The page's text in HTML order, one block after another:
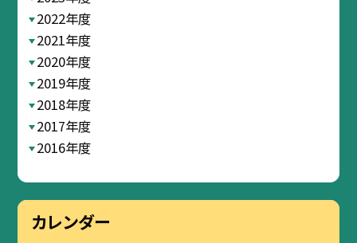
2022年度
2021年度
2020年度
2019年度
2018年度
2017年度
2016年度
カレンダー